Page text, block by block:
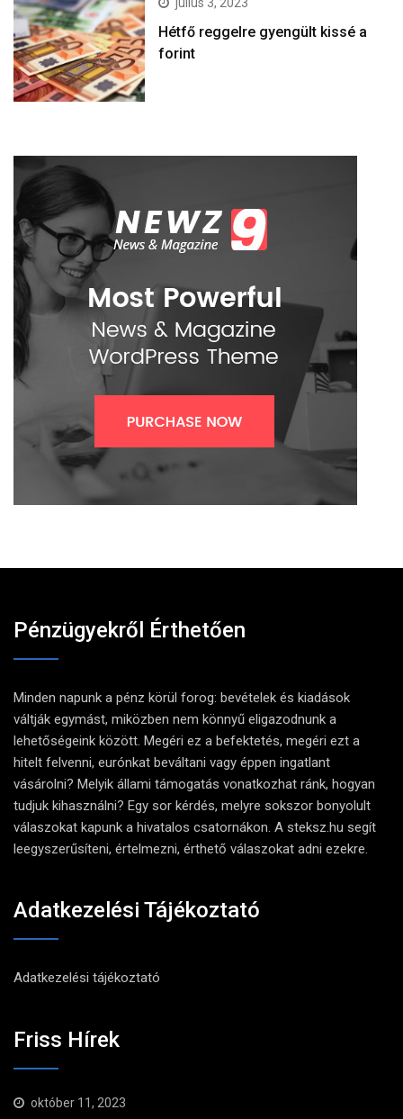
Hétfő reggelre gyengült kissé a
forint
Pénzügyekről Érthetően
Minden napunk a pénz körül forog: bevételek és kiadások
váltják egymást, miközben nem könnyű eligazodnunk a
lehetőségeink között. Megéri ez a befektetés, megéri ezt a
hitelt felvenni, eurónkat beváltani vagy éppen ingatlant
vásárolni? Melyik állami támogatás vonatkozhat ránk, hogyan
tudjuk kihasználni? Egy sor kérdés, melyre sokszor bonyolult
válaszokat kapunk a hivatalos csatornákon. A steksz.hu segít
leegyszerűsíteni, értelmezni, érthető válaszokat adni ezekre.
Adatkezelési Tájékoztató
Adatkezelési tájékoztató
Friss Hírek
október 11, 2023